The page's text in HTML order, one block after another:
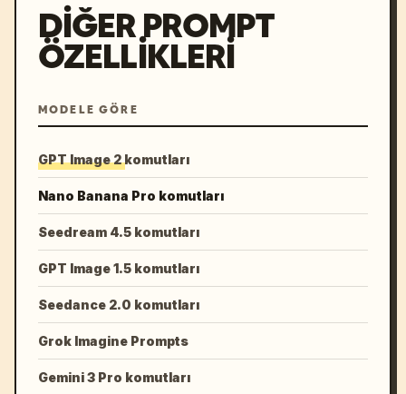
DIĞER PROMPT
ÖZELLIKLERI
MODELE GÖRE
GPT Image 2 komutları
Nano Banana Pro komutları
Seedream 4.5 komutları
GPT Image 1.5 komutları
Seedance 2.0 komutları
Grok Imagine Prompts
Gemini 3 Pro komutları